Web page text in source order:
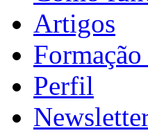
Artigos
Perfil